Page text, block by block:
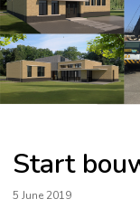
Start
5 June 2019